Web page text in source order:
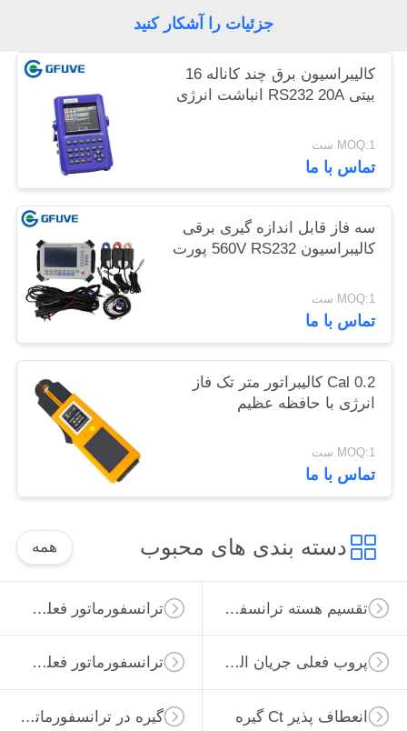
POLICY
جزئیات را آشکار کنید
کالیبراسیون برق چند کاناله 16
بیتی RS232 20A انباشت انرژی
MOQ:1 ست
تماس با ما
سه فاز قابل اندازه گیری برقی
کالیبراسیون 560V RS232 پورت
MOQ:1 ست
تماس با ما
0.2 Cal کالیبراتور متر تک فاز
انرژی با حافظه عظیم
MOQ:1 ست
تماس با ما
دسته بندی های محبوب همه
ترانسفورماتور فعلی صفر تقسیم هسته ترانسفورماتور فعلی
ترانسفورماتور فعلی ابزار پروب فعلی جریان الکتریکی
گیره در ترانسفورماتور فعلی انعطاف پذیر Ct گیره